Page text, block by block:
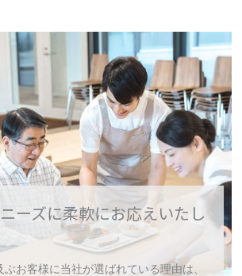
ーズに柔軟にお応えいたし
お客様に当社が選ばれている理由は、